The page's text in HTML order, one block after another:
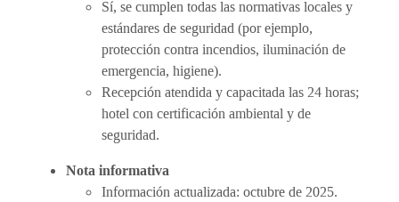
Sí, se cumplen todas las normativas locales y
estándares de seguridad (por ejemplo,
protección contra incendios, iluminación de
emergencia, higiene).
Recepción atendida y capacitada las 24 horas;
hotel con certificación ambiental y de
seguridad.
Nota informativa
Información actualizada: octubre de 2025.